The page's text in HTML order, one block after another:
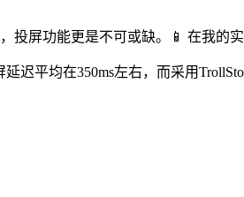
投屏功能更是不可或缺。📱 在我的
迟平均在350ms左右，而采用